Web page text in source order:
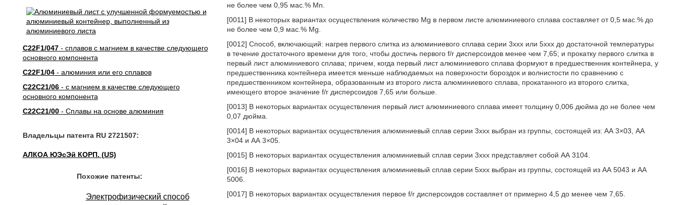
C22F1/047- сплавов с магнием в качестве следующего
основного компонента
C22F1/04- алюминия или его сплавов
C22C21/06- с магнием в качестве следующего
основного компонента
C22C21/00- Сплавы на основе алюминия
Владельцы патента RU 2721507:
АЛКОА ЮЭсЭй КОРП. (US)
не более чем 0,95 мас.% Mn.
[0011] В некоторых вариантах осуществления количество Mg в первом листе алюминиевого сплава составляет от 0,5 мас.% до
не более чем 0,9 мас.% Mg.
[0012] Способ, включающий: нагрев первого слитка из алюминиевого сплава серии 3ххх или 5ххх до достаточной температуры
в течение достаточного времени для того, чтобы достичь первого f/r дисперсоидов менее чем 7,65; и прокатку первого слитка в
первый лист алюминиевого сплава; причем, когда первый лист алюминиевого сплава формуют в предшественник контейнера, у
предшественника контейнера имеется меньше наблюдаемых на поверхности бороздок и волнистости по сравнению с
предшественником контейнера, образованным из второго листа алюминиевого сплава, прокатанного из второго слитка,
имеющего второе значение f/r дисперсоидов 7,65 или больше.
[0013] В некоторых вариантах осуществления первый лист алюминиевого сплава имеет толщину 0,006 дюйма до не более чем
0,07 дюйма.
[0014] В некоторых вариантах осуществления алюминиевый сплав серии 3ххх выбран из группы, состоящей из: АА 3×03, АА
3×04 и АА 3×05.
[0015] В некоторых вариантах осуществления алюминиевый сплав серии 3ххх представляет собой АА 3104.
[0016] В некоторых вариантах осуществления алюминиевый сплав серии 5ххх выбран из группы, состоящей из АА 5043 и АА
5006.
[0017] В некоторых вариантах осуществления первое f/r дисперсоидов составляет от примерно 4,5 до менее чем 7,65.
Похожие патенты:
Электрофизический способ